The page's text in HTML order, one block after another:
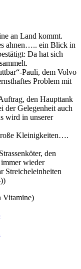
an Land kommt.
ahnen….. ein Blick in
Da hat sich
Pauli, dem Volvo
Problem mit
den Haupttank
der Gelegenheit auch
wird in unserer
Kleinigkeiten….
den
wieder
Streicheleinheiten
Vitamine)